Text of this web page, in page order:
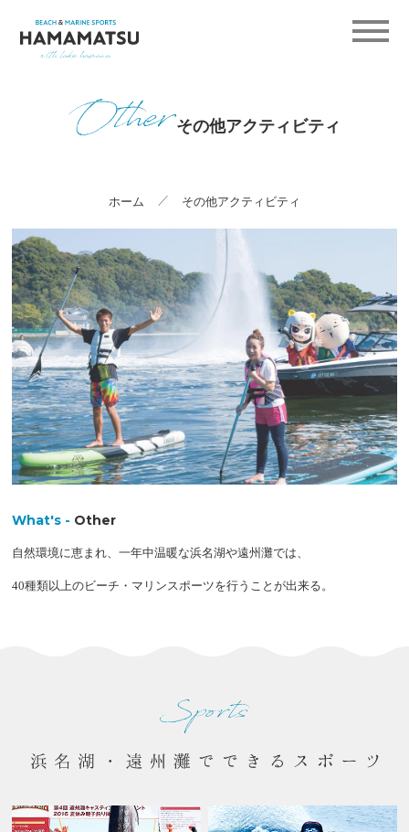
その他アクティビティ
ホーム その他アクティビティ
What's - Other
自然環境に恵まれ、一年中温暖な浜名湖や遠州灘では、
40種類以上のビーチ・マリンスポーツを行うことが出来る。